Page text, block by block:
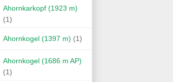
Ahornkarkopf (1923 m)
(1)
Ahornkogel (1397 m) (1)
Ahornkogel (1686 m AP)
(1)